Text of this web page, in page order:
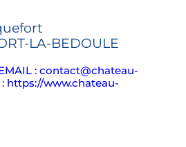
LA-BEDOULE
: contact@chateau-
: https://www.chateau-